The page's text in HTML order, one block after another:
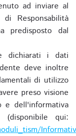
ad inviare al
Responsabilità
predisposto dal
dichiarati i dati
deve inoltre
di utilizzo
preso visione
e dell'informativa
qui: